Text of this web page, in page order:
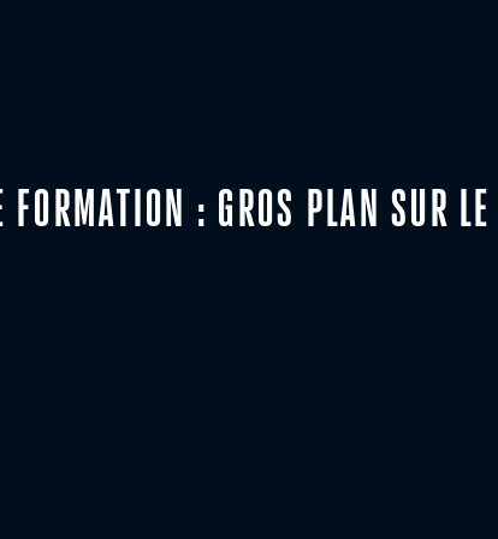
: GROS PLAN SUR